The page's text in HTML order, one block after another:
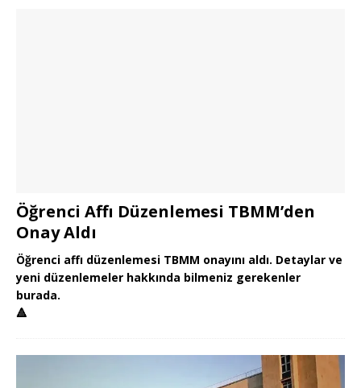
Öğrenci Affı Düzenlemesi TBMM’den
Onay Aldı
Öğrenci affı düzenlemesi TBMM onayını aldı. Detaylar ve
yeni düzenlemeler hakkında bilmeniz gerekenler
burada.
🔺